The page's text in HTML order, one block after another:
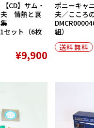
CD】サム・
夫 情熱と哀
セット（6枚
¥9,900
ポニーキャ
夫／こころ
組）
送料無料